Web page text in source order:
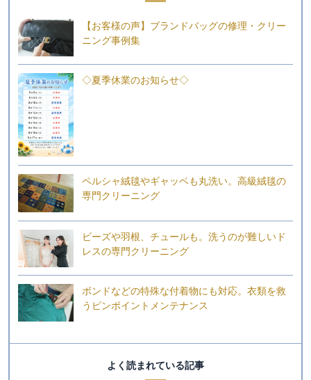
【お客様の声】ブランドバッグの修理・クリー
ニング事例集
◇夏季休業のお知らせ◇
ペルシャ絨毯やギャッベも丸洗い。高級絨毯の
専門クリーニング
ビーズや羽根、チュールも。洗うのが難しいド
レスの専門クリーニング
ボンドなどの特殊な付着物にも対応。衣類を救
うピンポイントメンテナンス
よく読まれている記事